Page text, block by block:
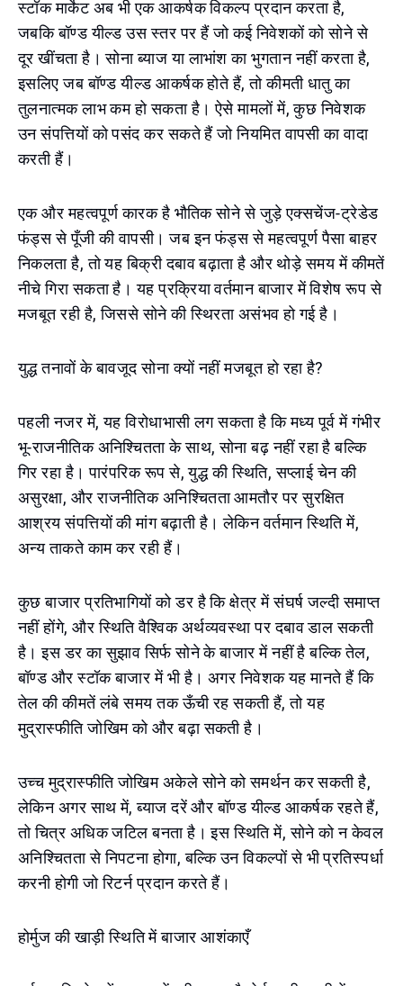
स्टॉक मार्केट अब भी एक आकर्षक विकल्प प्रदान करता है,
जबकि बॉण्ड यील्ड उस स्तर पर हैं जो कई निवेशकों को सोने से
दूर खींचता है। सोना ब्याज या लाभांश का भुगतान नहीं करता है,
इसलिए जब बॉण्ड यील्ड आकर्षक होते हैं, तो कीमती धातु का
तुलनात्मक लाभ कम हो सकता है। ऐसे मामलों में, कुछ निवेशक
उन संपत्तियों को पसंद कर सकते हैं जो नियमित वापसी का वादा
करती हैं।
एक और महत्वपूर्ण कारक है भौतिक सोने से जुड़े एक्सचेंज-ट्रेडेड
फंड्स से पूँजी की वापसी। जब इन फंड्स से महत्वपूर्ण पैसा बाहर
निकलता है, तो यह बिक्री दबाव बढ़ाता है और थोड़े समय में कीमतें
नीचे गिरा सकता है। यह प्रक्रिया वर्तमान बाजार में विशेष रूप से
मजबूत रही है, जिससे सोने की स्थिरता असंभव हो गई है।
युद्ध तनावों के बावजूद सोना क्यों नहीं मजबूत हो रहा है?
पहली नजर में, यह विरोधाभासी लग सकता है कि मध्य पूर्व में गंभीर
भू-राजनीतिक अनिश्चितता के साथ, सोना बढ़ नहीं रहा है बल्कि
गिर रहा है। पारंपरिक रूप से, युद्ध की स्थिति, सप्लाई चेन की
असुरक्षा, और राजनीतिक अनिश्चितता आमतौर पर सुरक्षित
आश्रय संपत्तियों की मांग बढ़ाती है। लेकिन वर्तमान स्थिति में,
अन्य ताकते काम कर रही हैं।
कुछ बाजार प्रतिभागियों को डर है कि क्षेत्र में संघर्ष जल्दी समाप्त
नहीं होंगे, और स्थिति वैश्विक अर्थव्यवस्था पर दबाव डाल सकती
है। इस डर का सुझाव सिर्फ सोने के बाजार में नहीं है बल्कि तेल,
बॉण्ड और स्टॉक बाजार में भी है। अगर निवेशक यह मानते हैं कि
तेल की कीमतें लंबे समय तक ऊँची रह सकती हैं, तो यह
मुद्रास्फीति जोखिम को और बढ़ा सकती है।
उच्च मुद्रास्फीति जोखिम अकेले सोने को समर्थन कर सकती है,
लेकिन अगर साथ में, ब्याज दरें और बॉण्ड यील्ड आकर्षक रहते हैं,
तो चित्र अधिक जटिल बनता है। इस स्थिति में, सोने को न केवल
अनिश्चितता से निपटना होगा, बल्कि उन विकल्पों से भी प्रतिस्पर्धा
करनी होगी जो रिटर्न प्रदान करते हैं।
होर्मुज की खाड़ी स्थिति में बाजार आशंकाएँ